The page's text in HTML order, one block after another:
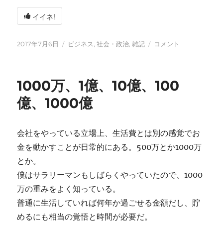
イイネ!
投
2017年7月6日
カ
ビジネス,社会・政治,雑記
武
計
気
持
コメント
1000万、1億、10億、100
億、1000億
会社をやっている立場上、生活費とは別の感覚でお
金を動かすことが日常的にある。500万とか1000万
とか。
僕はサラリーマンもしばらくやっていたので、1000
万の重みをよく知っている。
普通に生活していれば何年か過ごせる金額だし、貯
めるにも相当の覚悟と時間が必要だ。